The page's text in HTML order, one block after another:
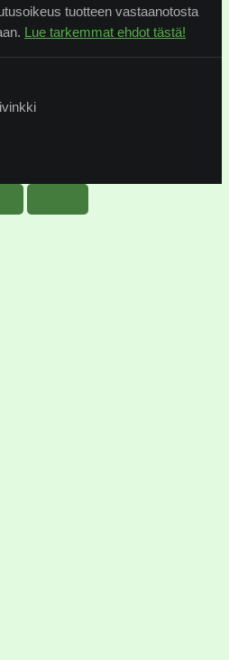
tuotteen vastaanotosta
Lue tarkemmat ehdot tästä!